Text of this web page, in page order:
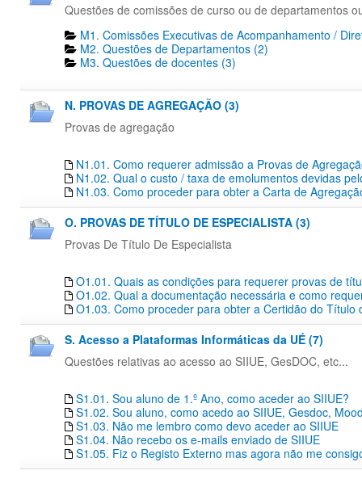
Questões de comissões de curso ou de departamentos
M1. Comissões Executivas de Acompanhamento /
M2. Questões de Departamentos​ (2)
M3. Questões de docentes​ (3)
N. PROVAS DE AGREGAÇÃO (3)
Provas de agregação
N1.01. Como requerer admissão a Provas de
N1.02. Qual o custo / taxa de emolumentos devidas
N1.03. Como proceder para obter a Carta de
O. PROVAS DE TÍTULO DE ESPECIALISTA (3)
Provas De Título De Especialista
O1.01. Quais as condições para requerer provas de
O1.02. Qual a documentação necessária e como
O1.03. Como proceder para obter a Certidão do Título
S. Acesso a Plataformas Informáticas da UÉ (7)
Questões relativas ao acesso ao SIIUE, GesDOC, etc...
S1.01. Sou aluno de 1.º Ano, como aceder ao SIIUE?
S1.02. Sou aluno, como acedo ao SIIUE, Gesdoc,
S1.03. Não me lembro como devo aceder ao SIIUE
S1.04. Não recebo os e-mails enviado de SIIUE
S1.05. Fiz o Registo Externo mas agora não me